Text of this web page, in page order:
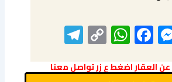
Messenger
Facebook
WhatsApp
Copy
Link
العقار اضغط ع زر تواصل معنا